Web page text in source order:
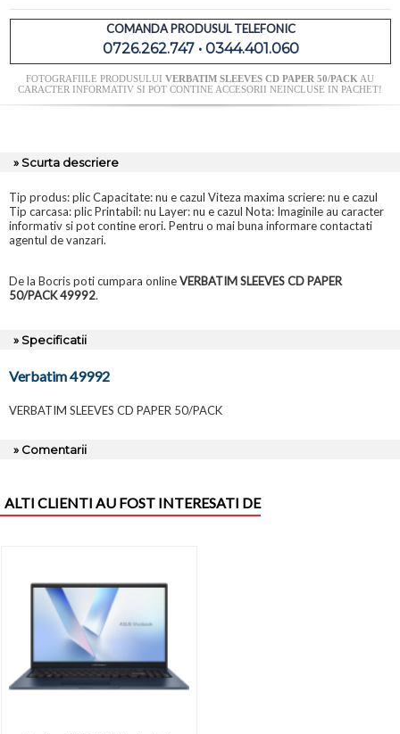
COMANDA PRODUSUL TELEFONIC
0726.262.747 • 0344.401.060
FOTOGRAFIILE PRODUSULUI VERBATIM SLEEVES CD PAPER 50/PACK AU
CARACTER INFORMATIV SI POT CONTINE ACCESORII NEINCLUSE IN PACHET!
» Scurta descriere
Tip produs: plic Capacitate: nu e cazul Viteza maxima scriere: nu e cazul
Tip carcasa: plic Printabil: nu Layer: nu e cazul Nota: Imaginile au caracter
informativ si pot contine erori. Pentru o mai buna informare contactati
agentul de vanzari.
De la Bocris poti cumpara onlineVERBATIM SLEEVES CD PAPER
50/PACK 49992.
» Specificatii
Verbatim 49992
VERBATIM SLEEVES CD PAPER 50/PACK
» Comentarii
ALTI CLIENTI AU FOST INTERESATI DE